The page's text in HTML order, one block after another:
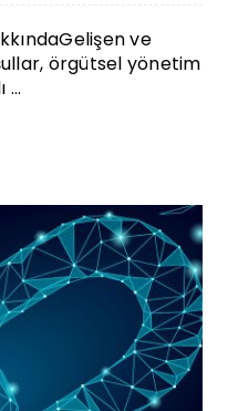
ve
örgütsel yönetim
...